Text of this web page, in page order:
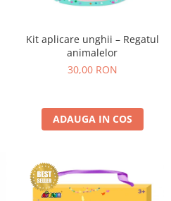
Kit aplicare unghii – Regatul
animalelor
30,00 RON
ADAUGA IN COS